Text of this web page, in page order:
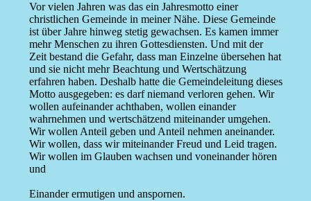
Vor vielen Jahren was das ein Jahresmotto einer
christlichen Gemeinde in meiner Nähe. Diese Gemeinde
ist über Jahre hinweg stetig gewachsen. Es kamen immer
mehr Menschen zu ihren Gottesdiensten. Und mit der
Zeit bestand die Gefahr, dass man Einzelne übersehen hat
und sie nicht mehr Beachtung und Wertschätzung
erfahren haben. Deshalb hatte die Gemeindeleitung dieses
Motto ausgegeben: es darf niemand verloren gehen. Wir
wollen aufeinander achthaben, wollen einander
wahrnehmen und wertschätzend miteinander umgehen.
Wir wollen Anteil geben und Anteil nehmen aneinander.
Wir wollen, dass wir miteinander Freud und Leid tragen.
Wir wollen im Glauben wachsen und voneinander hören
und
Einander ermutigen und anspornen.